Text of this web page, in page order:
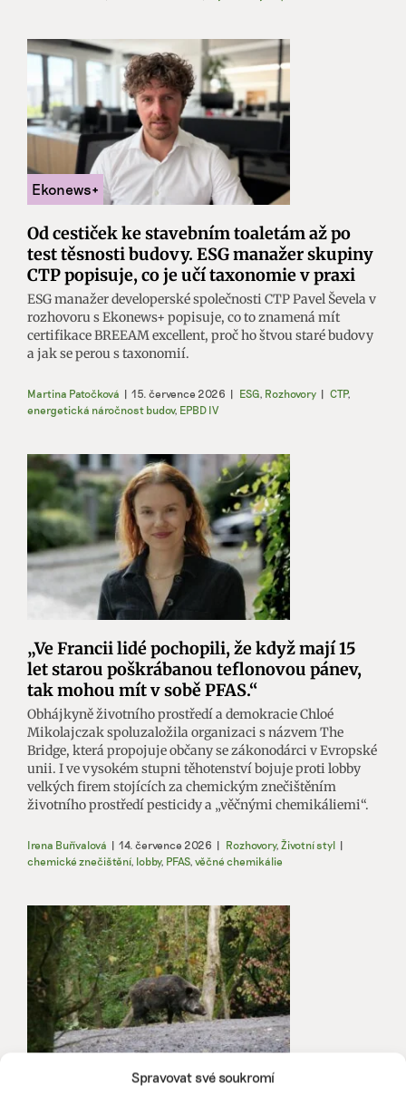
Spravovat své soukromí
Od cestiček ke stavebním toaletám až po
test těsnosti budovy. ESG manažer skupiny
CTP popisuje, co je učí taxonomie v praxi
ESG manažer developerské společnosti CTP Pavel Ševela v
rozhovoru s Ekonews+ popisuje, co to znamená mít
certifikace BREEAM excellent, proč ho štvou staré budovy
a jak se perou s taxonomií.
Martina Patočková | 15. července 2026 | ESG, Rozhovory | CTP,
energetická náročnost budov, EPBD IV
„Ve Francii lidé pochopili, že když mají 15
let starou poškrábanou teflonovou pánev,
tak mohou mít v sobě PFAS.“
Obhájkyně životního prostředí a demokracie Chloé
Mikolajczak spoluzaložila organizaci s názvem The
Bridge, která propojuje občany se zákonodárci v Evropské
unii. I ve vysokém stupni těhotenství bojuje proti lobby
velkých firem stojících za chemickým znečištěním
životního prostředí pesticidy a „věčnými chemikáliemi“.
Irena Buřívalová | 14. července 2026 | Rozhovory, Životní styl |
chemické znečištění, lobby, PFAS, věčné chemikálie